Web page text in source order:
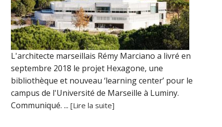
L'architecte marseillais Rémy Marciano a livré en
septembre 2018 le projet Hexagone, une
bibliothèque et nouveau ‘learning center’ pour le
campus de l'Université de Marseille à Luminy.
Communiqué. ...[Lire la suite]